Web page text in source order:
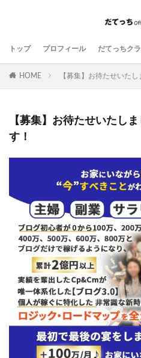
トップ プロフィール だてっちク
HOME 【募集】お待たせいた
【募集】お待たせいたし
す！